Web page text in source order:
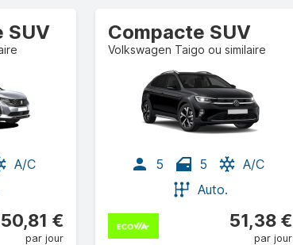
SUV
A/C
50,81 €
par jour
Compacte SUV
Volkswagen Taigo ou similaire
5 5
A/C
Auto.
51,38 €
par jour